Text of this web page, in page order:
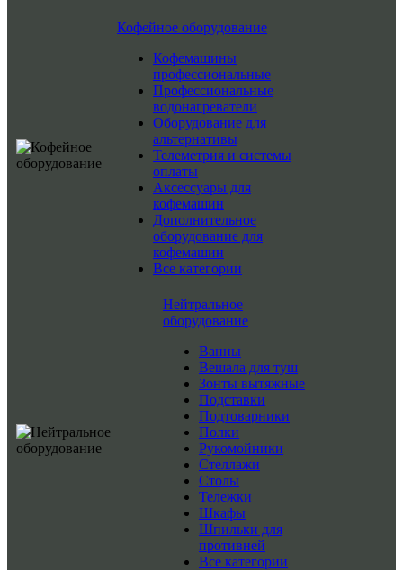
Кофейное оборудование
Кофемашины
профессиональные
Профессиональные
водонагреватели
Оборудование для
альтернативы
Телеметрия и системы
оплаты
Аксессуары для
кофемашин
Дополнительное
оборудование для
кофемашин
Все категории
Нейтральное
оборудование
Ванны
Вешала для туш
Зонты вытяжные
Подставки
Подтоварники
Полки
Рукомойники
Стеллажи
Столы
Тележки
Шкафы
Шпильки для
противней
Все категории